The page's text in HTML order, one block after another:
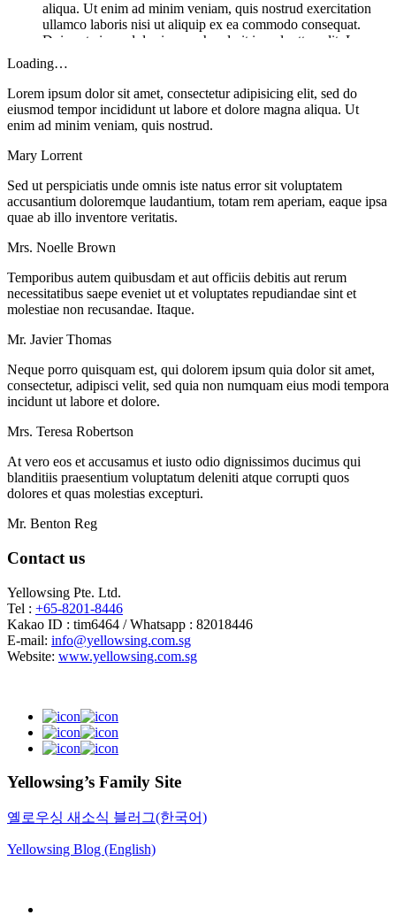
aliqua. Ut enim ad minim veniam, quis nostrud exercitation
ullamco laboris nisi ut aliquip ex ea commodo consequat.
Duis aute irure dolor in reprehenderit in voluptte velit. Lorem
Loading…
Lorem ipsum dolor sit amet, consectetur adipisicing elit, sed do
eiusmod tempor incididunt ut labore et dolore magna aliqua. Ut
enim ad minim veniam, quis nostrud.
Mary Lorrent
Sed ut perspiciatis unde omnis iste natus error sit voluptatem
accusantium doloremque laudantium, totam rem aperiam, eaque ipsa
quae ab illo inventore veritatis.
Mrs. Noelle Brown
Temporibus autem quibusdam et aut officiis debitis aut rerum
necessitatibus saepe eveniet ut et voluptates repudiandae sint et
molestiae non recusandae. Itaque.
Mr. Javier Thomas
Neque porro quisquam est, qui dolorem ipsum quia dolor sit amet,
consectetur, adipisci velit, sed quia non numquam eius modi tempora
incidunt ut labore et dolore.
Mrs. Teresa Robertson
At vero eos et accusamus et iusto odio dignissimos ducimus qui
blanditiis praesentium voluptatum deleniti atque corrupti quos
dolores et quas molestias excepturi.
Mr. Benton Reg
Contact us
Yellowsing Pte. Ltd.
Tel : +65-8201-8446
Kakao ID : tim6464 / Whatsapp : 82018446
E-mail: info@yellowsing.com.sg
Website: www.yellowsing.com.sg
Yellowsing’s Family Site
옐로우싱 새소식 블러그(한국어)
Yellowsing Blog (English)